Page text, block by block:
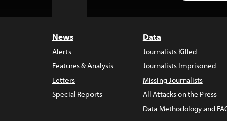
News
Alerts
Features & Analysis
Letters
Special Reports
Data
Journalists Killed
Journalists Imprisoned
Missing Journalists
All Attacks on the Press
Data Methodology and